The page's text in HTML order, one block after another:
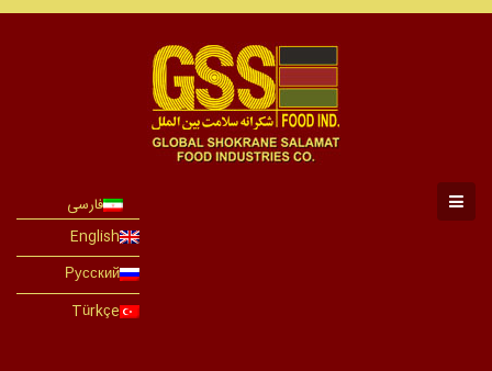
فارسی
English
Русский
Türkçe